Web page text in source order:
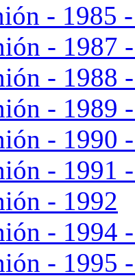
- 1985
- 1987
- 1988
-
- 1990
- 1991
- 1992
- 1994
- 1995